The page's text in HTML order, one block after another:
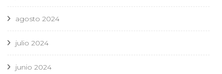
agosto 2024
julio 2024
junio 2024